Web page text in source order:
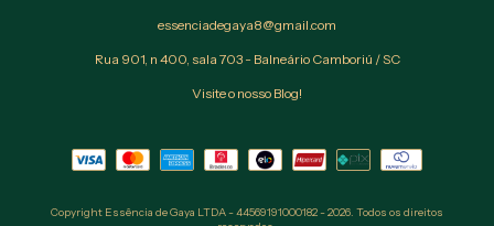
essenciadegaya8@gmail.com
Rua 901, n 400, sala 703 - Balneário Camboriú / SC
Visite o nosso Blog!
Copyright Essência de Gaya LTDA - 44569191000182 - 2026. Todos os direitos